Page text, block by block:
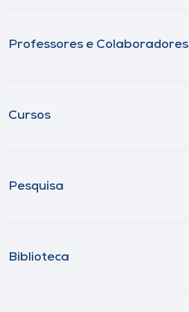
Professores e Colaboradores
Cursos
Pesquisa
Biblioteca